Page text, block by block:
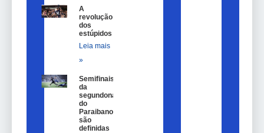
A
revolução
dos
estúpidos
Leia mais
»
Semifinais
da
segundona
do
Paraibano
são
definidas